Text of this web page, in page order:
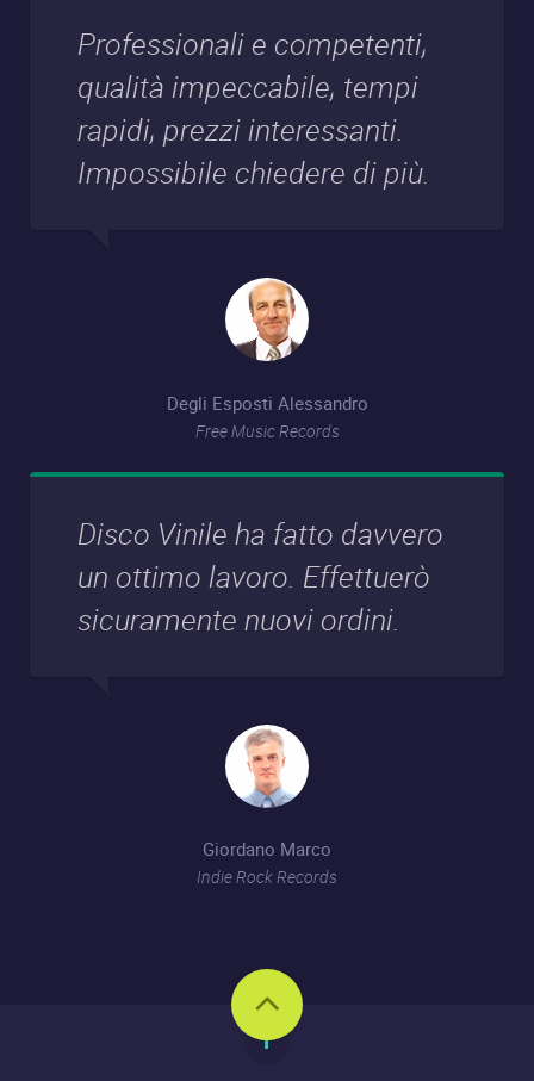
Professionali e competenti,
qualità impeccabile, tempi
rapidi, prezzi interessanti.
Impossibile chiedere di più.
Degli Esposti Alessandro
Free Music Records
Disco Vinile ha fatto davvero
un ottimo lavoro. Effettuerò
sicuramente nuovi ordini.
Giordano Marco
Indie Rock Records